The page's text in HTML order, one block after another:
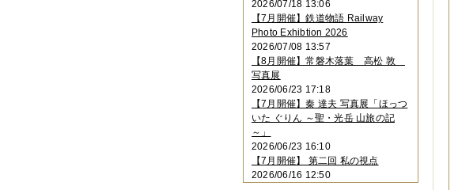
2023年11月 （4件）
2023年10月（3件）
2023年09月（4件）
2023年08月 （1件）
2023年06月（3件）
2023年05月
2023年04月 （2件）
2023年03月（5件）
2023年02月（3件）
2023年01月
2022年12月 （3件）
2022年11月（2件）
2022年10月（4件）
2026/07/18 13:06
【7月開催】鉄道物語 Railway
Photo Exhibtion 2026
2026/07/08 13:57
【8月開催】常磐木落葉 高松 敦
写真展
2026/06/23 17:18
【7月開催】秦 達夫 写真展「ほっつ
いた ぐりん ～聖・光岳 山旅の記
～」
2026/06/23 16:10
【7月開催】 第二回 私の視点
2026/06/16 12:50